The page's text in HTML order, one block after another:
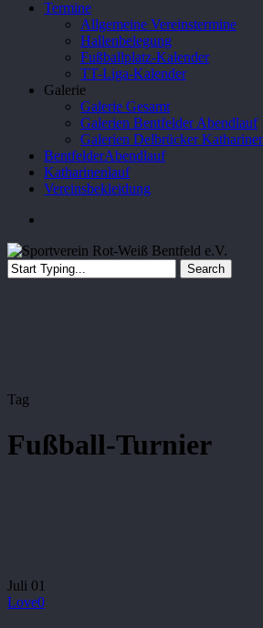
Termine
Allgemeine Vereinstermine
Hallenbelegung
Fußballplatz-Kalender
TT-Liga-Kalender
Galerie
Galerie Gesamt
Galerien Bentfelder Abendlauf
Galerien Delbrücker
BentfelderAbendlauf
Katharinenlauf
Vereinsbekleidung
Search
Tag
Fußball-Turnier
Juli 01
Love0